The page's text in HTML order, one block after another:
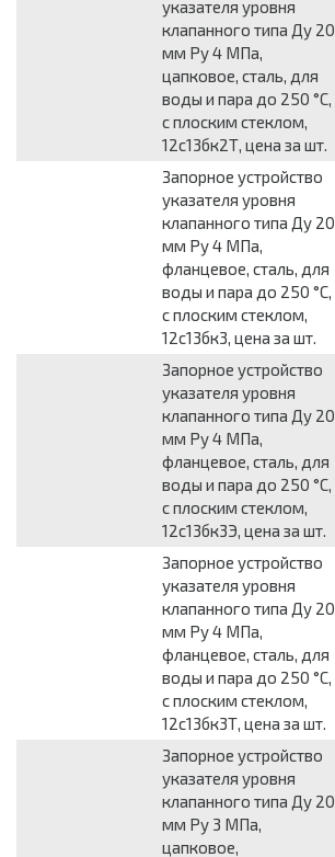
указателя уровня
клапанного типа Ду 20
мм Pу 4 МПа,
цапковое, сталь, для
воды и пара до 250 °С,
с плоским стеклом,
12с13бк2Т, цена за шт.
Запорное устройство
указателя уровня
клапанного типа Ду 20
мм Pу 4 МПа,
фланцевое, сталь, для
воды и пара до 250 °С,
с плоским стеклом,
12с13бк3, цена за шт.
Запорное устройство
указателя уровня
клапанного типа Ду 20
мм Pу 4 МПа,
фланцевое, сталь, для
воды и пара до 250 °С,
с плоским стеклом,
12с13бк3Э, цена за шт.
Запорное устройство
указателя уровня
клапанного типа Ду 20
мм Pу 4 МПа,
фланцевое, сталь, для
воды и пара до 250 °С,
с плоским стеклом,
12с13бк3Т, цена за шт.
Запорное устройство
указателя уровня
клапанного типа Ду 20
мм Pу 3 МПа,
цапковое,